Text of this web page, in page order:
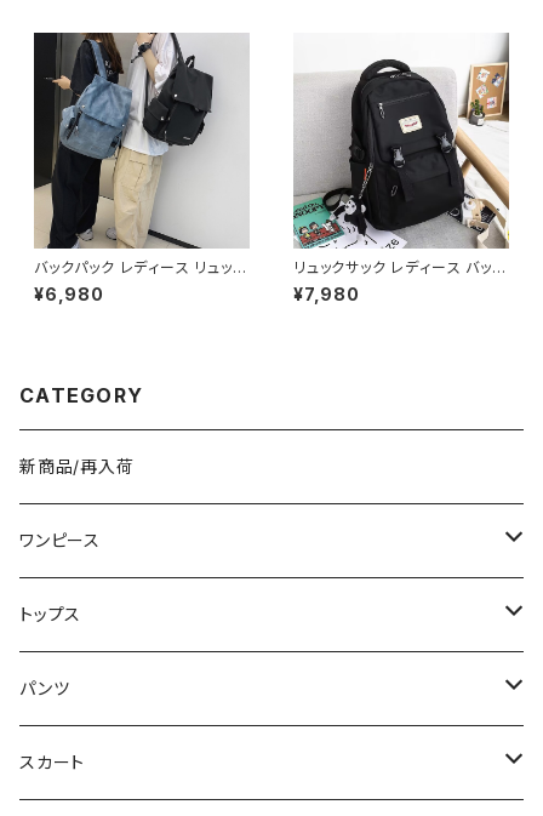
イトニットワンピース ミモレ ひ
ざ丈ワンピース ンプル 韓国ファ
ッション OL カジュアル Vネック
深Vネック ベージュ シンプル 1
0代 20代 30代 40代 C-OSS
バックパック レディース リュック
春夏 秋冬 春 夏 秋 冬 黒 白 バ
ッグ 大容量 リュックサック かば
ク ロゴ ブラック ホワイト ブル
撥水 防水 キャンプ リュック バッ
ジュアル デイリー お出かけ K-
¥6,980
リュックサック レディース バック
パック 通学バッグ カジュアルリ
ュック 大容量 高校生 中学生 韓
¥7,980
CATEGORY
新商品/再入荷
ワンピース
ミニ/ショート
ミディアム/ミモレ
ロング/マキシ
トップス
Tシャツ/カットソー
タンクトップ/キャミソール
パンツ
ショート丈
スカート